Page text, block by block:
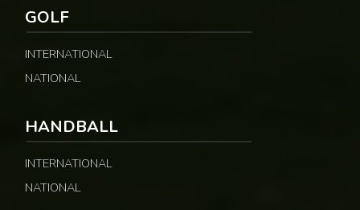
GOLF
INTERNATIONAL
NATIONAL
HANDBALL
INTERNATIONAL
NATIONAL